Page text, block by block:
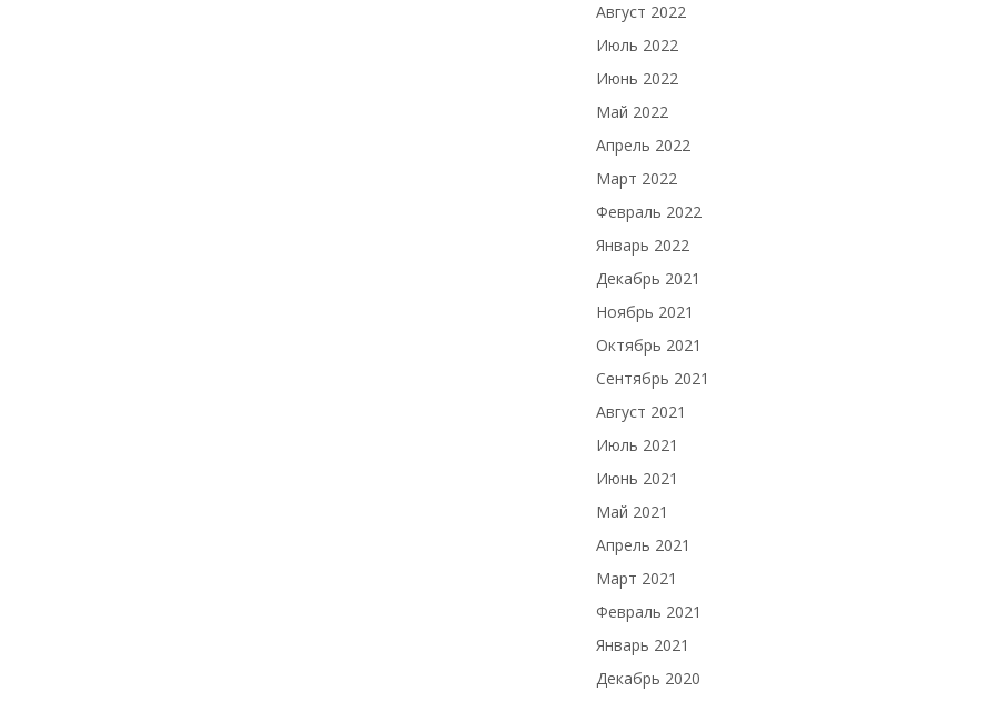
Август 2022
Июль 2022
Июнь 2022
Май 2022
Апрель 2022
Март 2022
Февраль 2022
Январь 2022
Декабрь 2021
Ноябрь 2021
Октябрь 2021
Сентябрь 2021
Август 2021
Июль 2021
Июнь 2021
Май 2021
Апрель 2021
Март 2021
Февраль 2021
Январь 2021
Декабрь 2020